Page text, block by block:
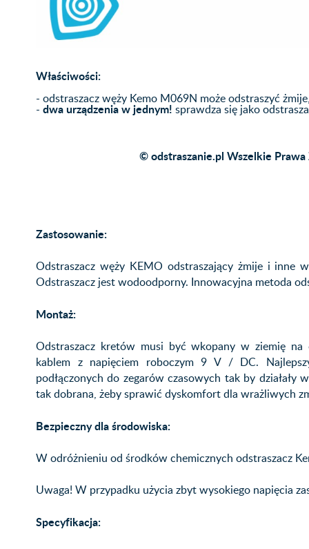
Właściwości:
- odstraszacz węży Kemo M069N może odstraszyć
- dwa urządzenia w jednym! sprawdza się jako
© odstraszanie.pl Wszelkie Prawa
Zastosowanie:
Odstraszacz węży KEMO odstraszający żmije i inne
Odstraszacz jest wodoodporny. Innowacyjna metoda
Montaż:
Odstraszacz kretów musi być wkopany w ziemię
kablem z napięciem roboczym 9 V / DC.
podłączonych do zegarów czasowych tak by
tak dobrana, żeby sprawić dyskomfort dla wrażliwych
Bezpieczny dla środowiska:
W odróżnieniu od środków chemicznych odstraszacz
Uwaga! W przypadku użycia zbyt wysokiego napięcia
Specyfikacja: